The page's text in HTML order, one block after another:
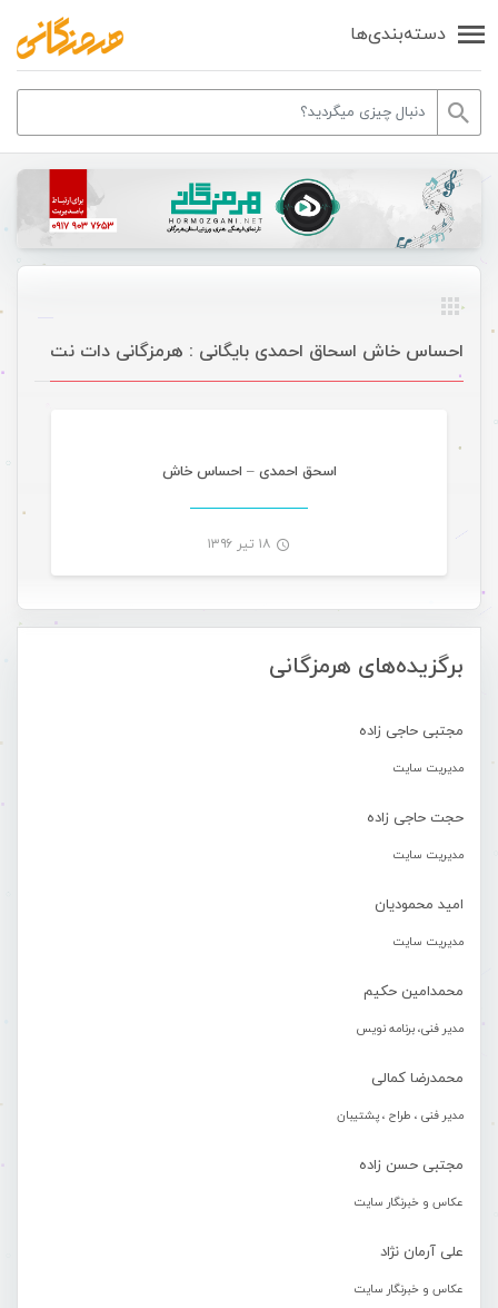
دسته‌بندی‌ها
برگزیده‌های هرمزگانی
مجتبی حاجی زاده
مدیریت سایت
حجت حاجی زاده
مدیریت سایت
امید محمودیان
مدیریت سایت
محمدامین حکیم
مدیر فنی، برنامه نویس
محمدرضا کمالی
مدیر فنی ، طراح ، پشتیبان
مجتبی حسن زاده
عکاس و خبرنگار سایت
علی آرمان نژاد
عکاس و خبرنگار سایت
احساس خاش اسحاق احمدی بایگانی : هرمزگانی دات نت
اسحق احمدی – احساس خاش
۱۸ تیر ۱۳۹۶